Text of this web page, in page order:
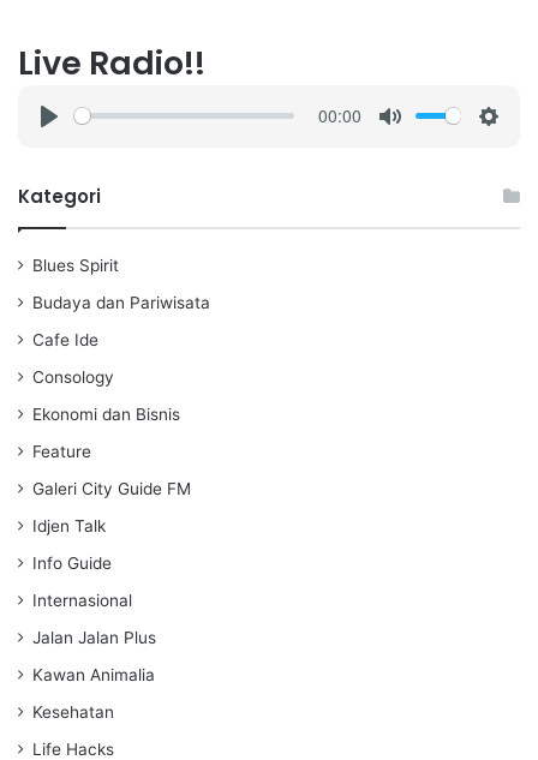
Live Radio!!
a
00:00
Kategori
Blues Spirit
Budaya dan Pariwisata
Cafe Ide
Consology
Ekonomi dan Bisnis
Feature
Galeri City Guide FM
Idjen Talk
Info Guide
Internasional
Jalan Jalan Plus
Kawan Animalia
Kesehatan
Life Hacks